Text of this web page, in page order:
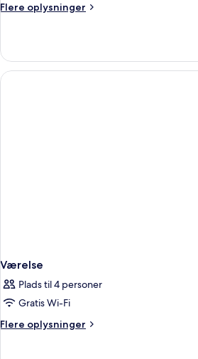
Flere oplysninger
Flere
Værelse
Plads til 4 personer
Gratis Wi-Fi
Flere oplysninger
Flere